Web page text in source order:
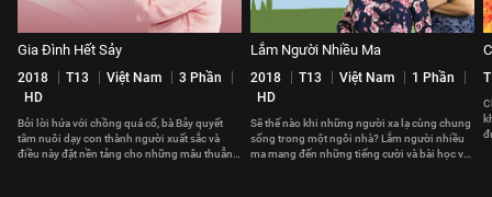
Gia Đình Hết Sảy
2018 T13 Việt Nam
3 Phần
HD
Bởi lời hứa với chồng quá cố, bà Bảy quyết
tâm nuôi dạy con thành người xuất sắc và
điều này đặt nền tảng cho những mâu thuẫn
Lắm Người Nhiều Ma
2018 T13 Việt Nam
1 Phần
HD
Sẽ thế nào khi những người xa lạ cùng chung
sống trong một ngôi nhà? Lắm người nhiều
ma mang đến những tiếng cười và bài học về